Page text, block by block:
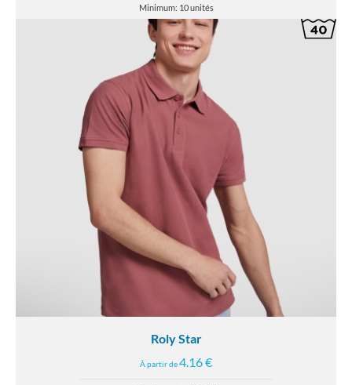
Minimum: 10 unités
Roly Star
À partir de4.16 €